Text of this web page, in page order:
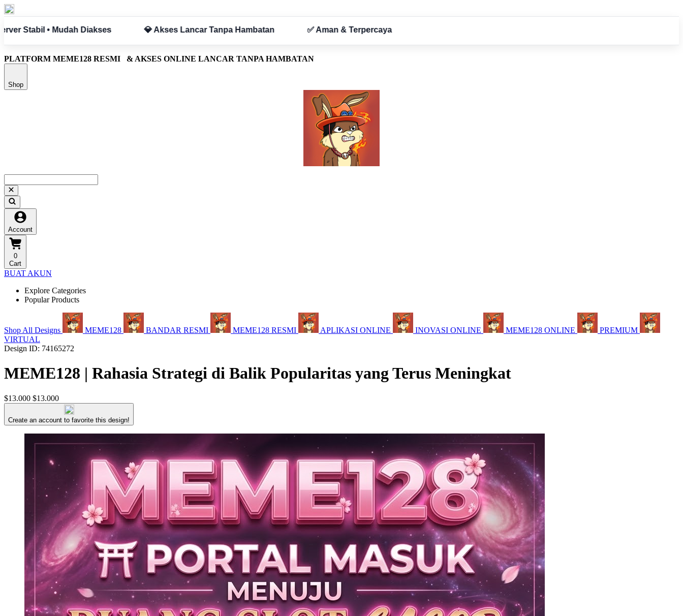
✅ Aman & Terpercaya
PLATFORM MEME128 RESMI & AKSES ONLINE LANCAR TANPA HAMBATAN
Shop
Account
0
Cart
BUAT AKUN
Explore Categories
Popular Products
Shop All Designs MEME128 BANDAR RESMI MEME128 RESMI APLIKASI ONLINE INOVASI ONLINE MEME128 ONLINE
PREMIUM
VIRTUAL
Design ID: 74165272
MEME128 | Rahasia Strategi di Balik Popularitas yang Terus Meningkat
$13.000 $13.000
Create an account to favorite this design!